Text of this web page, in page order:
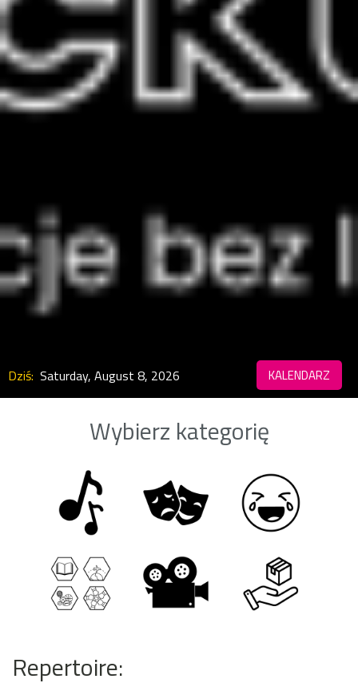
Dziś: Saturday, August 8, 2026 KALENDARZ
Wybierz kategorię
Repertoire: